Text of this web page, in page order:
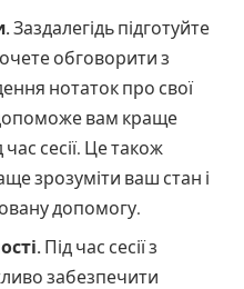
Заздалегідь підготуйте
обговорити з
нотаток про свої
вам краще
сесії. Це також
зрозуміти ваш стан і
допомогу.
Під час сесії з
забезпечити